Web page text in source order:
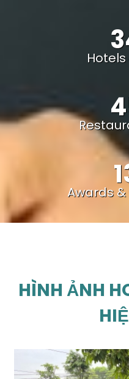
Awards
HÌNH ẢNH